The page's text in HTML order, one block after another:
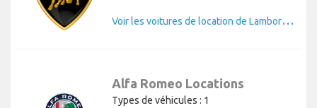
V
oir les voitures de location de Lamborghini
Alfa Romeo Locations
Types de véhicules : 1